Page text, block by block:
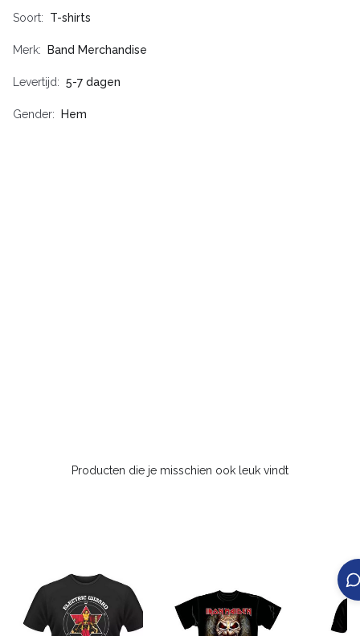
Soort T-shirts
Merk Band Merchandise
Levertijd 5-7 dagen
Gender Hem
Producten die je misschien ook leuk vindt